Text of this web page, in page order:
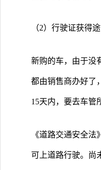
（2）行驶证获得
新购的车，由于没
都由销售商办好了
15天内，要去车管
《道路交通安全
可上道路行驶。尚